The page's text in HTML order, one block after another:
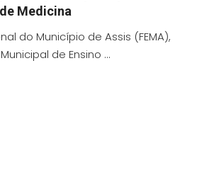
Medicina
do Município de Assis (FEMA),
de Ensino ...